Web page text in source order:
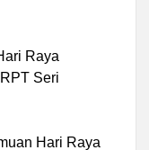
Raya
Seri
Hari Raya